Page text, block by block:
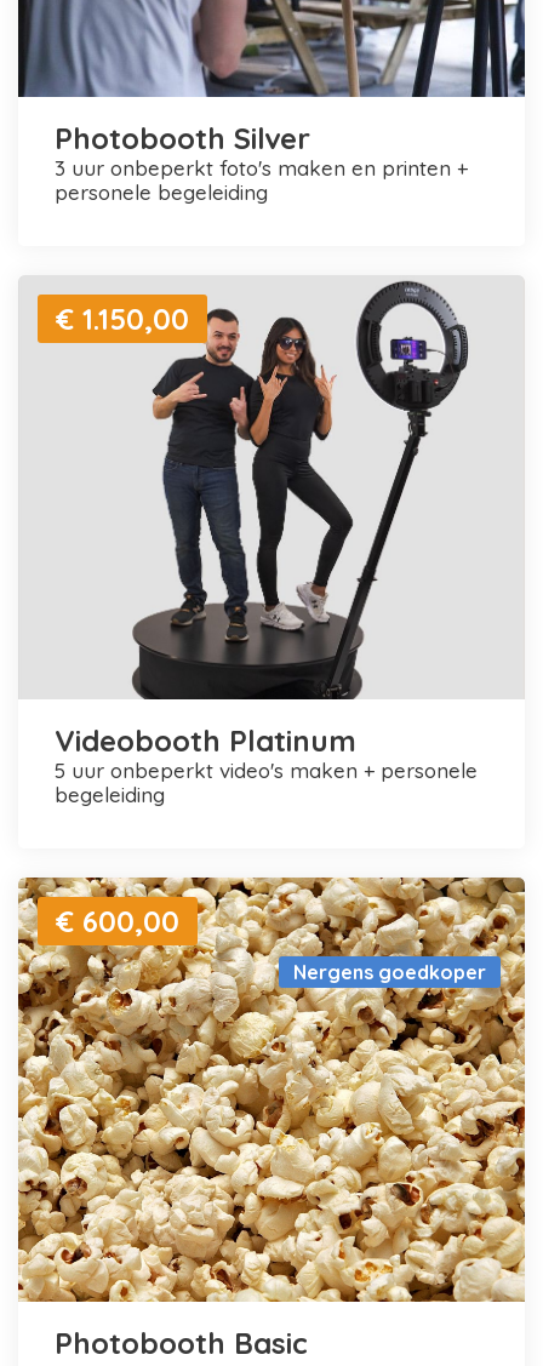
Photobooth Silver
3 uur onbeperkt foto's maken en printen +
personele begeleiding
€ 1.150,00
Videobooth Platinum
5 uur onbeperkt video's maken + personele
begeleiding
Nergens goedkoper
€ 600,00
Photobooth Basic